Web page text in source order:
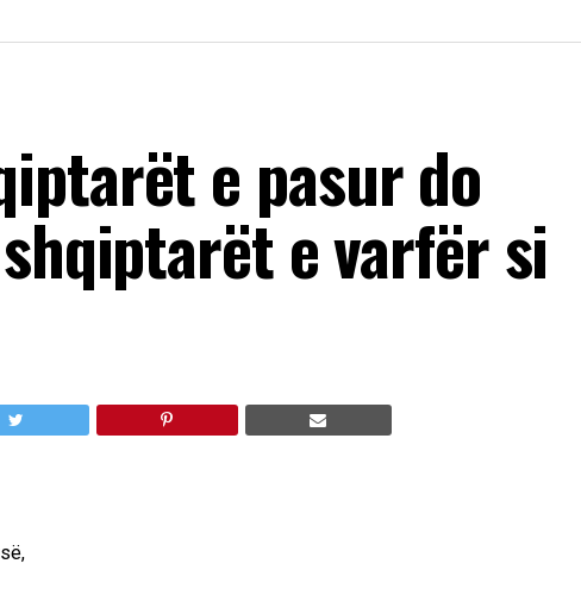
e pasur do
e varfër si